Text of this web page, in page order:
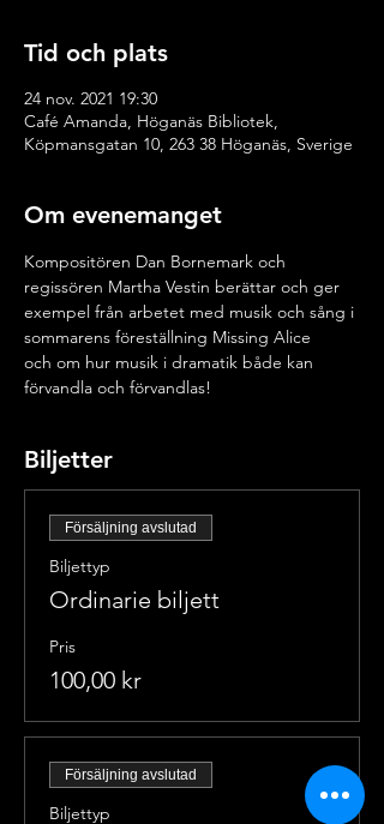
Tid och plats
24 nov. 2021 19:30
Café Amanda, Höganäs Bibliotek,
Köpmansgatan 10, 263 38 Höganäs, Sverige
Om evenemanget
Kompositören Dan Bornemark och
regissören Martha Vestin berättar och ger
exempel från arbetet med musik och sång i
sommarens föreställning Missing Alice
och om hur musik i dramatik både kan
förvandla och förvandlas!
Biljetter
Försäljning avslutad
Biljettyp
Ordinarie biljett
Pris
100,00 kr
Försäljning avslutad
Biljettyp